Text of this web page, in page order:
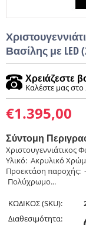
Βασίλης με LED
Χρειάζεστε
Καλέστε μας
€1.395,00
Σύντομη
Χριστουγεννιάτικος
Υλικό: Ακρυλικό
Προεκτάση παροχής:
Πολύχρωμο...
ΚΩΔΙΚΟΣ (SKU):
Διαθεσιμότητα: